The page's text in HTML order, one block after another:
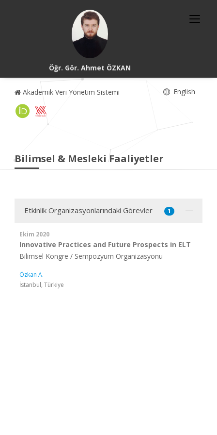
Öğr. Gör. Ahmet ÖZKAN
Akademik Veri Yönetim Sistemi English
Bilimsel & Mesleki Faaliyetler
Etkinlik Organizasyonlarındaki Görevler 1
Ekim 2020
Innovative Practices and Future Prospects in ELT
Bilimsel Kongre / Sempozyum Organizasyonu
Özkan A.
İstanbul, Türkiye